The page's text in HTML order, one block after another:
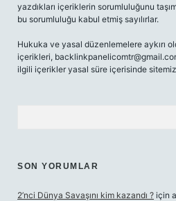
yazdıkları içeriklerin sorumluluğunu
bu sorumluluğu kabul etmiş sayılırlar.
Hukuka ve yasal düzenlemelere aykırı
içerikleri,
ilgili içerikler yasal süre içerisinde
SON YORUMLAR
2’nci Dünya Savaşını kim kazandı ? için